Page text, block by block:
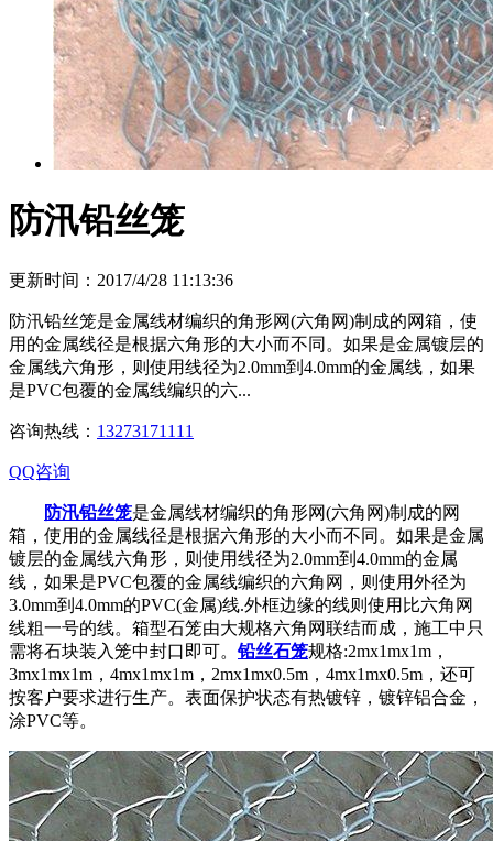
防汛铅丝笼
更新时间：2017/4/28 11:13:36
防汛铅丝笼是金属线材编织的角形网(六角网)制成的网箱，使
用的金属线径是根据六角形的大小而不同。如果是金属镀层的
金属线六角形，则使用线径为2.0mm到4.0mm的金属线，如果
是PVC包覆的金属线编织的六...
咨询热线： 13273171111
QQ咨询
防汛铅丝笼是金属线材编织的角形网(六角网)制成的网
箱，使用的金属线径是根据六角形的大小而不同。如果是金属
镀层的金属线六角形，则使用线径为2.0mm到4.0mm的金属
线，如果是PVC包覆的金属线编织的六角网，则使用外径为
3.0mm到4.0mm的PVC(金属)线.外框边缘的线则使用比六角网
线粗一号的线。箱型石笼由大规格六角网联结而成，施工中只
需将石块装入笼中封口即可。铅丝石笼规格:2mx1mx1m，
3mx1mx1m，4mx1mx1m，2mx1mx0.5m，4mx1mx0.5m，还可
按客户要求进行生产。表面保护状态有热镀锌，镀锌铝合金，
涂PVC等。